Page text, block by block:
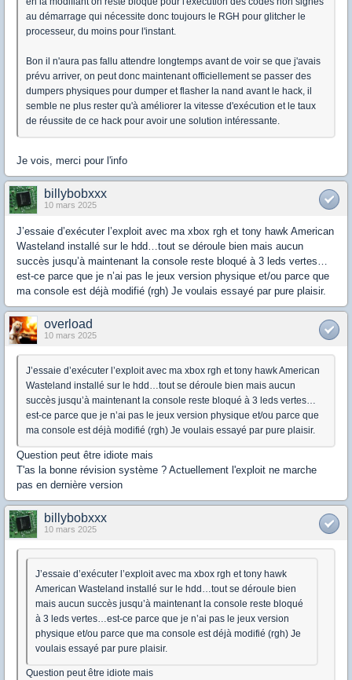
au démarrage qui nécessite donc toujours le RGH pour glitcher le
processeur, du moins pour l'instant.
Bon il n'aura pas fallu attendre longtemps avant de voir se que j'avais
prévu arriver, on peut donc maintenant officiellement se passer des
dumpers physiques pour dumper et flasher la nand avant le hack, il
semble ne plus rester qu'à améliorer la vitesse d'exécution et le taux
de réussite de ce hack pour avoir une solution intéressante.
Je vois, merci pour l'info
billybobxxx
10 mars 2025
J’essaie d’exécuter l’exploit avec ma xbox rgh et tony hawk American
Wasteland installé sur le hdd…tout se déroule bien mais aucun
succès jusqu’à maintenant la console reste bloqué à 3 leds vertes…
est-ce parce que je n’ai pas le jeux version physique et/ou parce que
ma console est déjà modifié (rgh) Je voulais essayé par pure plaisir.
overload
10 mars 2025
J’essaie d’exécuter l’exploit avec ma xbox rgh et tony hawk American
Wasteland installé sur le hdd…tout se déroule bien mais aucun
succès jusqu’à maintenant la console reste bloqué à 3 leds vertes…
est-ce parce que je n’ai pas le jeux version physique et/ou parce que
ma console est déjà modifié (rgh) Je voulais essayé par pure plaisir.
Question peut être idiote mais
T'as la bonne révision système ? Actuellement l'exploit ne marche
pas en dernière version
billybobxxx
10 mars 2025
J’essaie d’exécuter l’exploit avec ma xbox rgh et tony hawk
American Wasteland installé sur le hdd…tout se déroule bien
mais aucun succès jusqu’à maintenant la console reste bloqué
à 3 leds vertes…est-ce parce que je n’ai pas le jeux version
physique et/ou parce que ma console est déjà modifié (rgh) Je
voulais essayé par pure plaisir.
Question peut être idiote mais